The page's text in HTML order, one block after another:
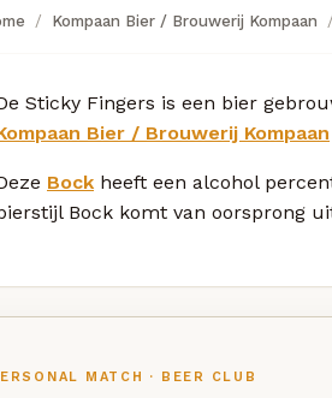
Kompaan Bier / Brouwerij Kompaan
Sticky Fingers is een bier
Bier / Brouwerij Kompaan
Bock heeft een alcohol
Bock komt van oorsprong
MATCH · BEER CLUB